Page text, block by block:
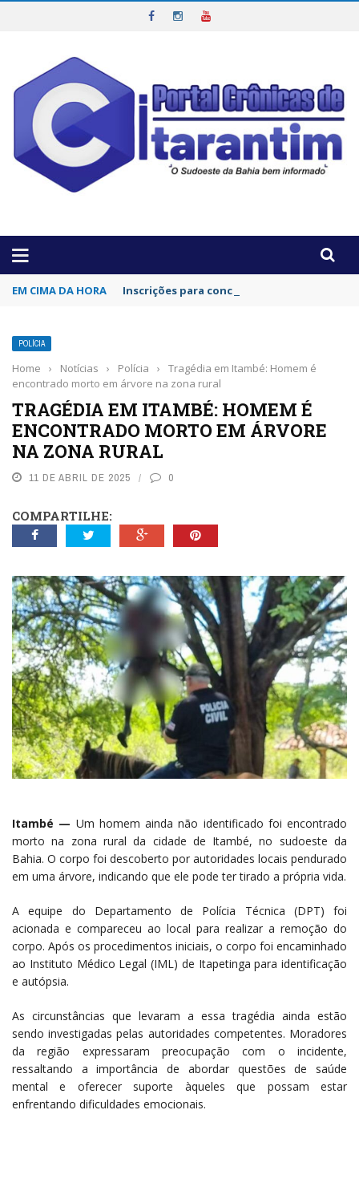
EM CIMA DA HORA Inscrições para concurso da Polícia Civil da
POLÍCIA
Home › Notícias › Polícia ›
Tragédia em Itambé: Homem é
encontrado morto em árvore na zona rural
TRAGÉDIA EM ITAMBÉ: HOMEM É
ENCONTRADO MORTO EM ÁRVORE
NA ZONA RURAL
11 DE ABRIL DE 2025 0
COMPARTILHE:
Itambé — Um homem ainda não identificado foi encontrado
morto na zona rural da cidade de Itambé, no sudoeste da
Bahia. O corpo foi descoberto por autoridades locais pendurado
em uma árvore, indicando que ele pode ter tirado a própria vida.
A equipe do Departamento de Polícia Técnica (DPT) foi
acionada e compareceu ao local para realizar a remoção do
corpo. Após os procedimentos iniciais, o corpo foi encaminhado
ao Instituto Médico Legal (IML) de Itapetinga para identificação
e autópsia.
As circunstâncias que levaram a essa tragédia ainda estão
sendo investigadas pelas autoridades competentes. Moradores
da região expressaram preocupação com o incidente,
ressaltando a importância de abordar questões de saúde
mental e oferecer suporte àqueles que possam estar
enfrentando dificuldades emocionais.